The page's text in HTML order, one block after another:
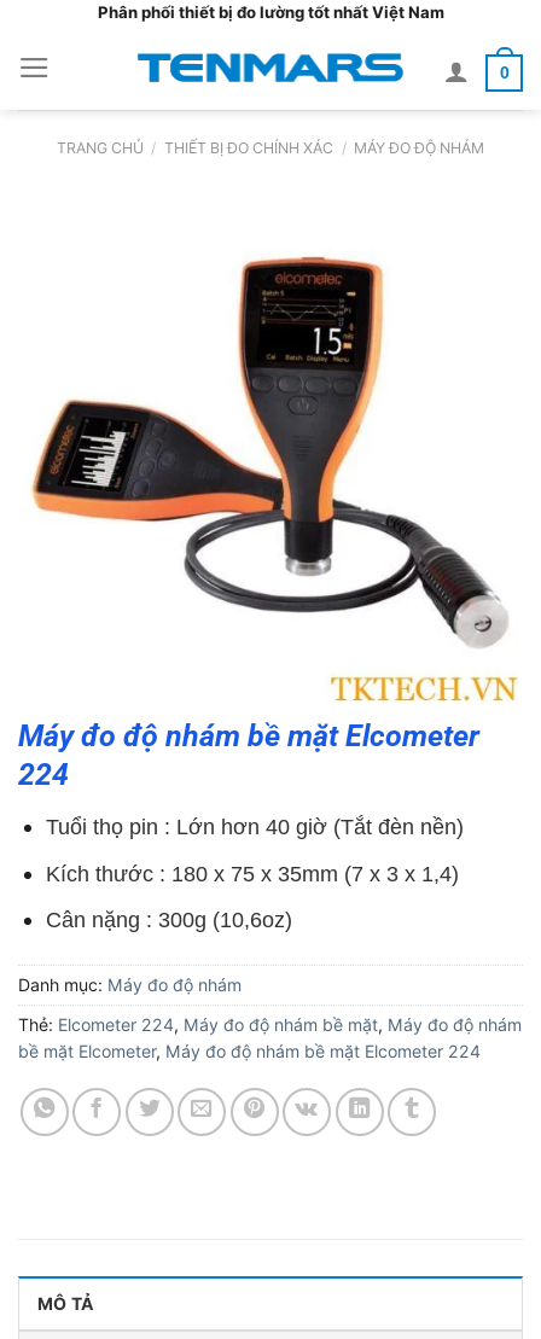
nội
dung
Phân phối thiết bị đo lường tốt nhất Việt Nam
0
TRANG CHỦ / THIẾT BỊ ĐO CHÍNH XÁC / MÁY ĐO ĐỘ NHÁM
Máy đo độ nhám bề mặt Elcometer
224
Tuổi thọ pin : Lớn hơn 40 giờ (Tắt đèn nền)
Kích thước : 180 x 75 x 35mm (7 x 3 x 1,4)
Cân nặng : 300g (10,6oz)
Danh mục: Máy đo độ nhám
Thẻ: Elcometer 224, Máy đo độ nhám bề mặt, Máy đo độ nhám
bề mặt Elcometer, Máy đo độ nhám bề mặt Elcometer 224
MÔ TẢ